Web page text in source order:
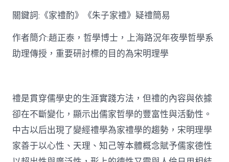
中
關鍵詞:《家禮酌》《朱子家禮》疑禮簡易
作者簡介:趙正泰，哲學博士，上海路況年夜學哲學系
助理傳授，重要研討標的目的為宋明理學
禮是貫穿儒學史的生涯實踐方法，但禮的內容與依據
卻在不斷變化，顯示出儒家哲學的豐富性與活動性。
中古以后出現了變經禮學為家禮學的趨勢，宋明理學
家善于以心性、天理、知己等本體概念賦予儒家德性